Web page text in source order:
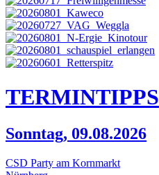
TERMINTIPPS
Sonntag, 09.08.2026
CSD Party am Kornmarkt